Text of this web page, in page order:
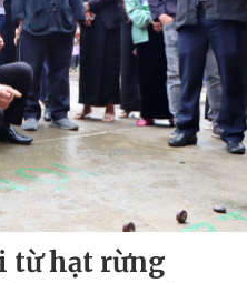
từ hạt rừng